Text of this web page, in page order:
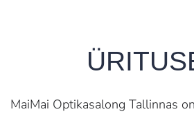
MaiMai Optikasalong Tallinnas